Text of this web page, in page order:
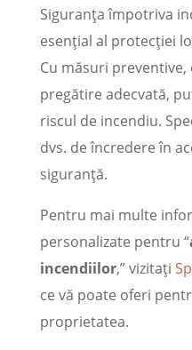
Siguranța împotriva
esențial al protecției
Cu măsuri
pregătire adecvată,
riscul de incendiu.
dvs. de încredere în
siguranță.
Pentru mai multe
personalizate pentru “
incendiilor,” vizitați
ce vă poate oferi
proprietatea.